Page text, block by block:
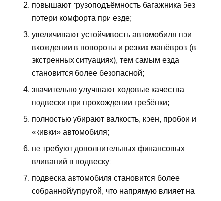
повышают грузоподъёмность багажника без
потери комфорта при езде;
увеличивают устойчивость автомобиля при
вхождении в повороты и резких манёвров (в
экстренных ситуациях), тем самым езда
становится более безопасной;
значительно улучшают ходовые качества
подвески при прохождении гребёнки;
полностью убирают валкость, крен, пробои и
«кивки» автомобиля;
не требуют дополнительных финансовых
вливаний в подвеску;
подвеска автомобиля становится более
собранной/упругой, что напрямую влияет на